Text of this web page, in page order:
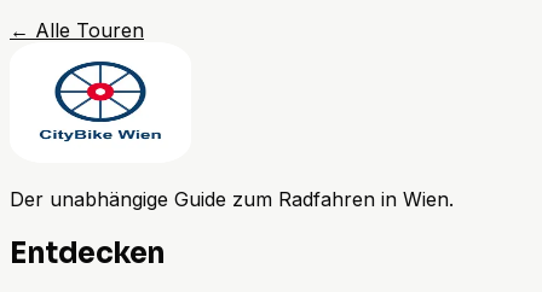
← Alle Touren
Der unabhängige Guide zum Radfahren in Wien.
Entdecken